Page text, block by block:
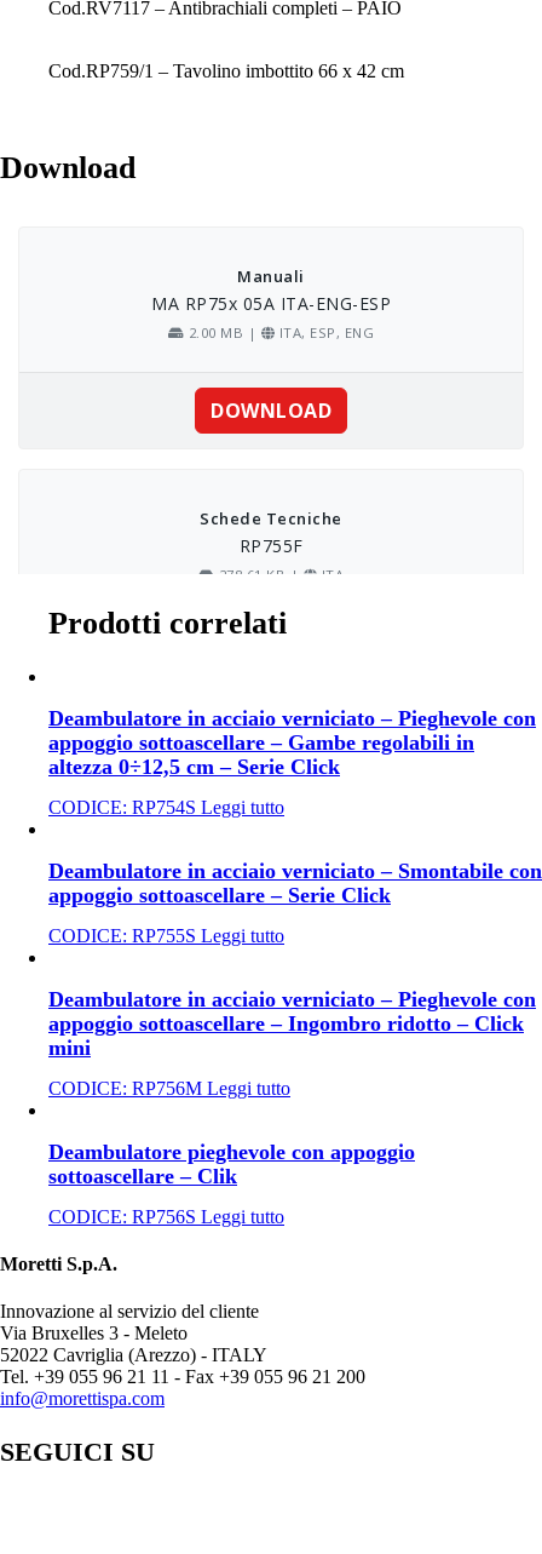
Cod.RV7117 – Antibrachiali completi – PAIO
Cod.RP759/1 – Tavolino imbottito 66 x 42 cm
Download
Prodotti correlati
Deambulatore in acciaio verniciato – Pieghevole con
appoggio sottoascellare – Gambe regolabili in
altezza 0÷12,5 cm – Serie Click
CODICE: RP754S Leggi tutto
Deambulatore in acciaio verniciato – Smontabile con
appoggio sottoascellare – Serie Click
CODICE: RP755S Leggi tutto
Deambulatore in acciaio verniciato – Pieghevole con
appoggio sottoascellare – Ingombro ridotto – Click
mini
CODICE: RP756M Leggi tutto
Deambulatore pieghevole con appoggio
sottoascellare – Clik
CODICE: RP756S Leggi tutto
Moretti S.p.A.
Innovazione al servizio del cliente
Via Bruxelles 3 - Meleto
52022 Cavriglia (Arezzo) - ITALY
Tel. +39 055 96 21 11 - Fax +39 055 96 21 200
info@morettispa.com
SEGUICI SU